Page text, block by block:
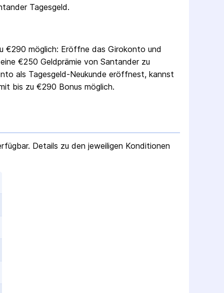
Tagesgeld.
€290 möglich: Eröffne das Girokonto und
€250 Geldprämie von Santanderzu
als Tagesgeld-Neukunde eröffnest, kannst
bis zu €290 Bonus möglich.
Details zu den jeweiligen Konditionen